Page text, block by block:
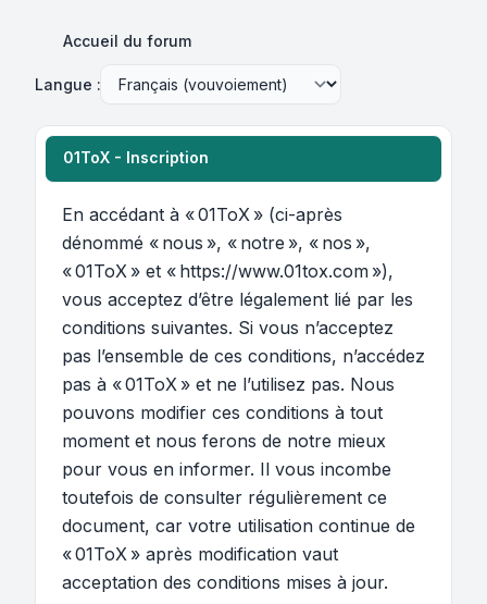
Accueil du forum
Langue :
01ToX - Inscription
En accédant à « 01ToX » (ci-après
dénommé « nous », « notre », « nos »,
« 01ToX » et « https://www.01tox.com »),
vous acceptez d’être légalement lié par les
conditions suivantes. Si vous n’acceptez
pas l’ensemble de ces conditions, n’accédez
pas à « 01ToX » et ne l’utilisez pas. Nous
pouvons modifier ces conditions à tout
moment et nous ferons de notre mieux
pour vous en informer. Il vous incombe
toutefois de consulter régulièrement ce
document, car votre utilisation continue de
« 01ToX » après modification vaut
acceptation des conditions mises à jour.